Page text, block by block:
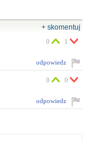
+ skomentuj
0 1
odpowiedz
0 0
odpowiedz